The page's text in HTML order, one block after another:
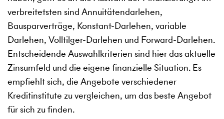
verbreitetsten sind Annuitätendarlehen,
Bausparverträge, Konstant-Darlehen, variable
Darlehen, Volltilger-Darlehen und Forward-Darlehen.
Entscheidende Auswahlkriterien sind hier das aktuelle
Zinsumfeld und die eigene finanzielle Situation. Es
empfiehlt sich, die Angebote verschiedener
Kreditinstitute zu vergleichen, um das beste Angebot
für sich zu finden.